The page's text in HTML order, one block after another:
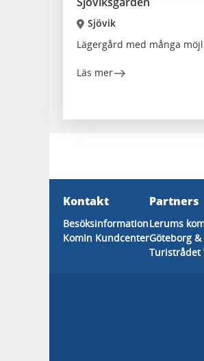
Sjövik
Lägergård med många
Läs mer
Kontakt
Besöksinformation
KomIn Kundcenter
Partners
Lerums
Göteborg &
Turistrådet